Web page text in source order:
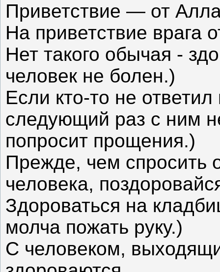
Приветствие — от
На приветствие врага
Нет такого обычая -
человек не болен.)
Если кто-то не
следующий раз с ним
попросит прощения.)
Прежде, чем спросить
человека,
Здороваться на
молча пожать руку.)
С человеком,